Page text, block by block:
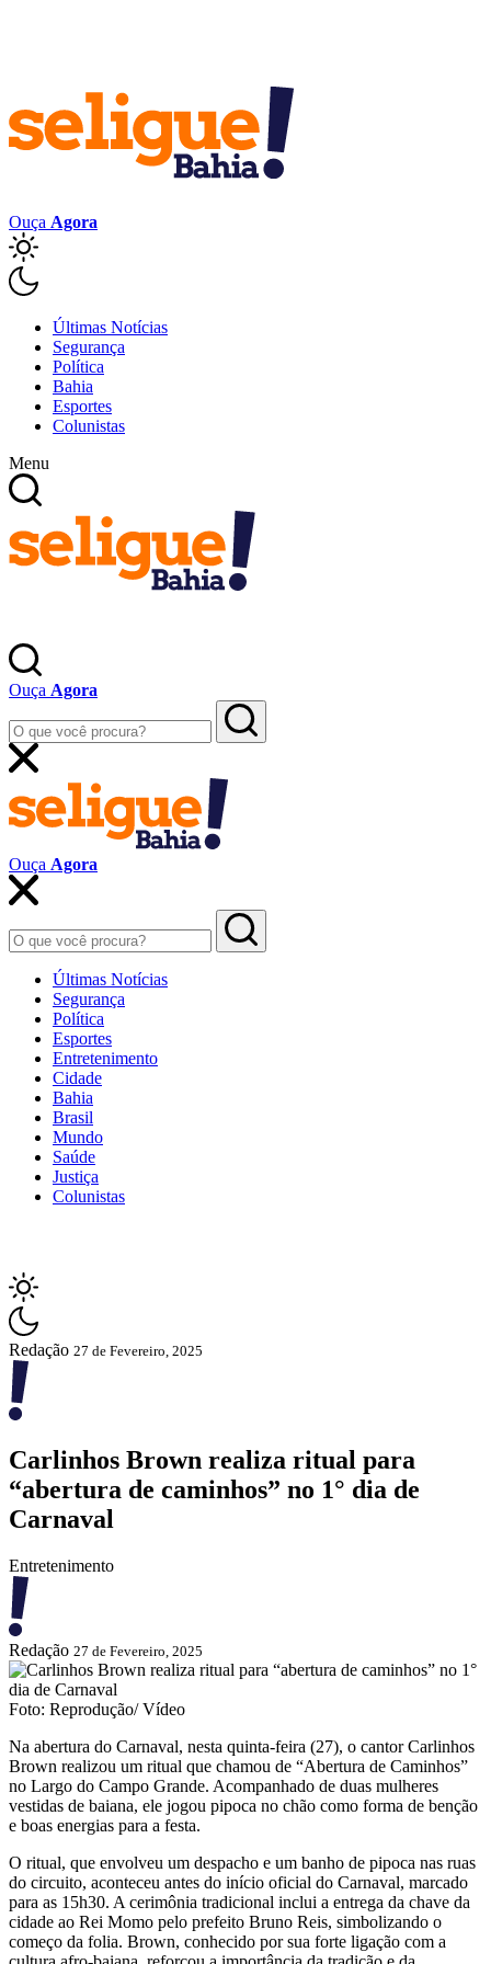
Ouça Agora
Últimas Notícias
Segurança
Política
Bahia
Esportes
Colunistas
Menu
Ouça Agora
Ouça Agora
Últimas Notícias
Segurança
Política
Esportes
Entretenimento
Cidade
Bahia
Brasil
Mundo
Saúde
Justiça
Colunistas
Redação 27 de Fevereiro, 2025
Carlinhos Brown realiza ritual para
“abertura de caminhos” no 1° dia de
Carnaval
Entretenimento
Redação 27 de Fevereiro, 2025
Foto: Reprodução/ Vídeo
Na abertura do Carnaval, nesta quinta-feira (27), o cantor Carlinhos
Brown realizou um ritual que chamou de “Abertura de Caminhos”
no Largo do Campo Grande. Acompanhado de duas mulheres
vestidas de baiana, ele jogou pipoca no chão como forma de benção
e boas energias para a festa.
O ritual, que envolveu um despacho e um banho de pipoca nas ruas
do circuito, aconteceu antes do início oficial do Carnaval, marcado
para as 15h30. A cerimônia tradicional inclui a entrega da chave da
cidade ao Rei Momo pelo prefeito Bruno Reis, simbolizando o
começo da folia. Brown, conhecido por sua forte ligação com a